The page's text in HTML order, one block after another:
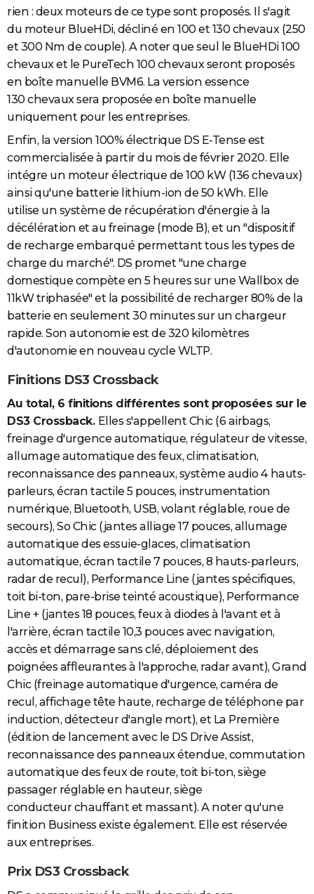
rien : deux moteurs de ce type sont proposés. Il s'agit
du moteur BlueHDi, décliné en 100 et 130 chevaux (250
et 300 Nm de couple). A noter que seul le BlueHDi 100
chevaux et le PureTech 100 chevaux seront proposés
en boîte manuelle BVM6. La version essence
130 chevaux sera proposée en boîte manuelle
uniquement pour les entreprises.
Enfin, la version 100% électrique DS E-Tense est
commercialisée à partir du mois de février 2020. Elle
intégre un moteur électrique de 100 kW (136 chevaux)
ainsi qu'une batterie lithium-ion de 50 kWh. Elle
utilise un système de récupération d'énergie à la
décélération et au freinage (mode B), et un "dispositif
de recharge embarqué permettant tous les types de
charge du marché". DS promet "une charge
domestique compète en 5 heures sur une Wallbox de
11kW triphasée" et la possibilité de recharger 80% de la
batterie en seulement 30 minutes sur un chargeur
rapide. Son autonomie est de 320 kilomètres
d'autonomie en nouveau cycle WLTP.
Finitions DS3 Crossback
Au total, 6 finitions différentes sont proposées sur le
DS3 Crossback. Elles s'appellent Chic (6 airbags,
freinage d'urgence automatique, régulateur de vitesse,
allumage automatique des feux, climatisation,
reconnaissance des panneaux, système audio 4 hauts-
parleurs, écran tactile 5 pouces, instrumentation
numérique, Bluetooth, USB, volant réglable, roue de
secours), So Chic (jantes alliage 17 pouces, allumage
automatique des essuie-glaces, climatisation
automatique, écran tactile 7 pouces, 8 hauts-parleurs,
radar de recul), Performance Line (jantes spécifiques,
toit bi-ton, pare-brise teinté acoustique), Performance
Line + (jantes 18 pouces, feux à diodes à l'avant et à
l'arrière, écran tactile 10,3 pouces avec navigation,
accès et démarrage sans clé, déploiement des
poignées affleurantes à l'approche, radar avant), Grand
Chic (freinage automatique d'urgence, caméra de
recul, affichage tête haute, recharge de téléphone par
induction, détecteur d'angle mort), et La Première
(édition de lancement avec le DS Drive Assist,
reconnaissance des panneaux étendue, commutation
automatique des feux de route, toit bi-ton, siège
passager réglable en hauteur, siège
conducteur chauffant et massant). A noter qu'une
finition Business existe également. Elle est réservée
aux entreprises.
Prix DS3 Crossback